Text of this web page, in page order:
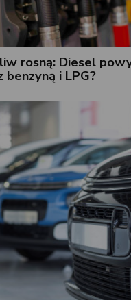
rosną: Diesel
benzyną i LPG?